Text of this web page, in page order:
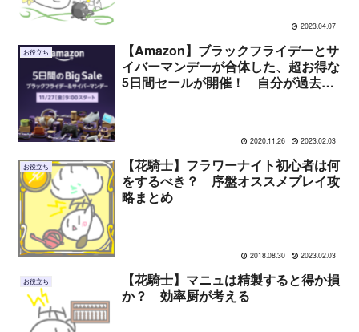
2023.04.07
お役立ち
【Amazon】ブラックフライデーとサ
イバーマンデーが合体した、超お得な
5日間セールが開催！ 自分が過去に
2020.11.26 2023.02.03
お役立ち
【花騎士】フラワーナイト初心者は何
をするべき？ 序盤オススメプレイ攻
略まとめ
2018.08.30 2023.02.03
お役立ち
【花騎士】マニュは精製すると得か損
か？ 効率厨が考える